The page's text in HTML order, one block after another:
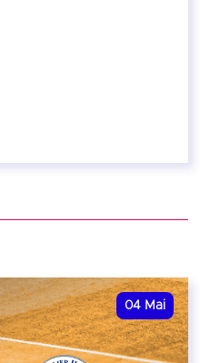
04 Mai